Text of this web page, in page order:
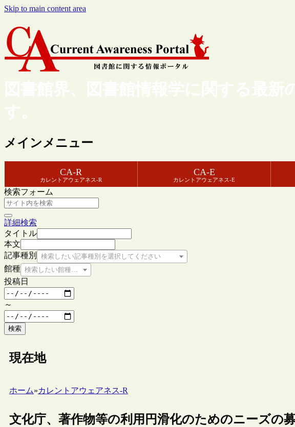
Skip to main content area
図書館界、図書館情報学に関する最
す。
メインメニュー
CA-R
カレントアウェアネス-R
CA-E
カレントアウェアネス-E
検索フォーム
詳細検索
タイトル
本文
記事種別
検索したい記事種別を選択してください
館種 検索したい館種を選択してください
投稿日
～
検索
現在地
ホーム»カレントアウェアネス-R
文化庁、著作物等の利用円滑化のためのニーズの